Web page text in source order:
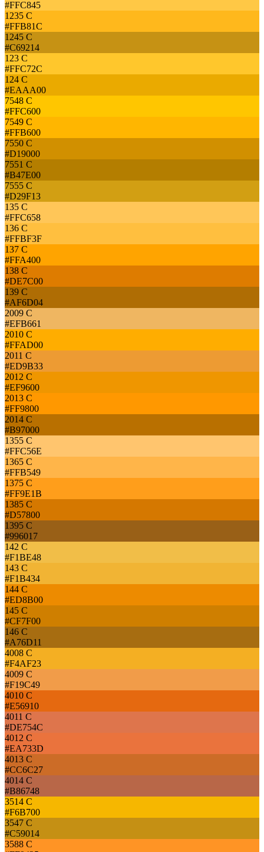
#FFC845
1235 C
#FFB81C
1245 C
#C69214
123 C
#FFC72C
124 C
#EAAA00
7548 C
#FFC600
7549 C
#FFB600
7550 C
#D19000
7551 C
#B47E00
7555 C
#D29F13
135 C
#FFC658
136 C
#FFBF3F
137 C
#FFA400
138 C
#DE7C00
139 C
#AF6D04
2009 C
#EFB661
2010 C
#FFAD00
2011 C
#ED9B33
2012 C
#EF9600
2013 C
#FF9800
2014 C
#B97000
1355 C
#FFC56E
1365 C
#FFB549
1375 C
#FF9E1B
1385 C
#D57800
1395 C
#996017
142 C
#F1BE48
143 C
#F1B434
144 C
#ED8B00
145 C
#CF7F00
146 C
#A76D11
4008 C
#F4AF23
4009 C
#F19C49
4010 C
#E56910
4011 C
#DE754C
4012 C
#EA733D
4013 C
#CC6C27
4014 C
#B86748
3514 C
#F6B700
3547 C
#C59014
3588 C